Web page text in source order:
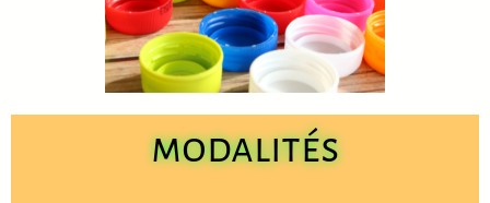
modalités